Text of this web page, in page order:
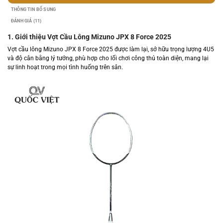
THÔNG TIN BỔ SUNG
ĐÁNH GIÁ (11)
1. Giới thiệu Vợt Cầu Lông Mizuno JPX 8 Force 2025
Vợt cầu lông Mizuno JPX 8 Force 2025 được làm lại, sở hữu trọng lượng 4U5
và độ cân bằng lý tưởng, phù hợp cho lối chơi công thủ toàn diện, mang lại
sự linh hoạt trong mọi tình huống trên sân.